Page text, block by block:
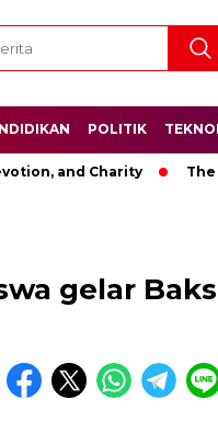
POLITIK
Charity The Latest
gelar